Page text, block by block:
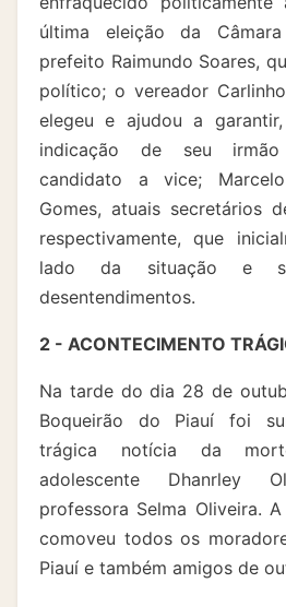
última eleição da
prefeito Raimundo Soares,
político; o vereador
elegeu e ajudou a
indicação de seu
candidato a vice;
Gomes, atuais secretários
respectivamente, que
lado da situação e
desentendimentos.
2 - ACONTECIMENTO
Na tarde do dia 28 de
Boqueirão do Piauí foi
trágica notícia da
adolescente Dhanrley
professora Selma Oliveira.
comoveu todos os
Piauí e também amigos de